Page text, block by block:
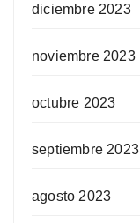
diciembre 2023
noviembre 2023
octubre 2023
septiembre 2023
agosto 2023